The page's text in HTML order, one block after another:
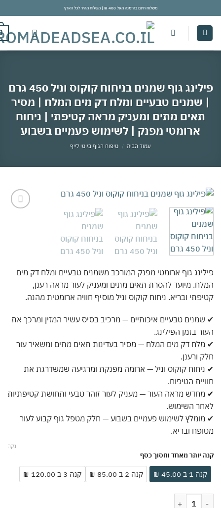
משלוח חינם בהזמנה מעל 400 ₪ | משלוח מהיר לכל הארץ
0
פילינג גוף שמנים בניחוח קוקוס וניל 450 גרם
טבעיים ומלח דק מים המלח | מסיר
תאים מתים ומעניק מראה קטיפתי | ניחוח
ארומטי מפנק | לשימוש פעמיים בשבוע
עמוד הבית / טיפוח הגוף ביוטי לייף
גוף ארומטי מפנק המורכב משמנים טבעיים ומלח דק מים
מיועד להסרת תאים מתים ומעניק לעור מראה רענן,
ובריא. ניחוח קוקוס וניל מוסיף חוויה ארומטית מהנה.
טבעיים איכותיים — מרכיב בסיס עשיר המזין ומרכך את
בזמן הפילינג.
דק מים המלח — מסיר בעדינות תאים מתים ומשאיר עור
ורענן.
קוקוס וניל — ארומה מפנקת ומרגיעה שמשדרגת את
הטיפוח.
מראה העור — מעניק לעור זוהר טבעי ותחושת קטיפתיות
השימוש.
לשימוש פעמיים בשבוע — חלק מטפל גוף קבוע לעור
ובריא.
יותר מאחד וחסוך כסף
קנה 2 ב 85.00 ₪ קנה 3 ב 120.00 ₪
גוף שמנים בניחוח קוקוס וניל 450 גרם | שמנים טבעיים ומלח דק מים המלח | מסיר תאים מתים ומעניק מראה קטיפתי | ניחוח ארומטי מפנק | לשימוש פעמיים בשבוע